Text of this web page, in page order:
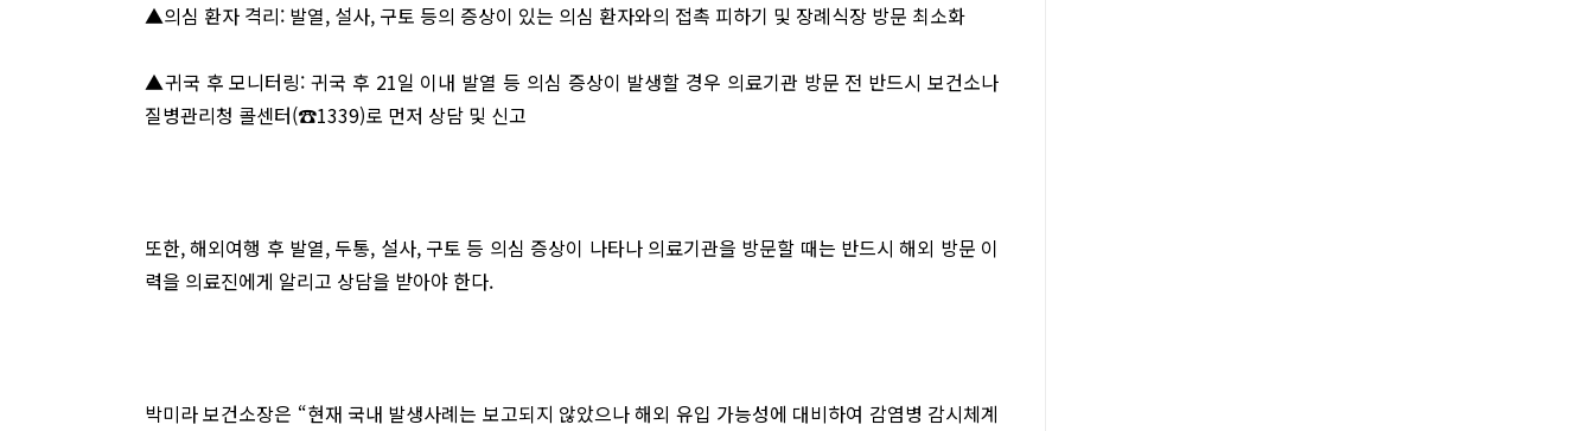
▲의심 환자 격리: 발열, 설사, 구토 등의 증상이 있는 의심 환자와의 접촉 피하기 및 장례식장 방문 최소화
▲귀국 후 모니터링: 귀국 후 21일 이내 발열 등 의심 증상이 발생할 경우 의료기관 방문 전 반드시 보건소나
질병관리청 콜센터(☎1339)로 먼저 상담 및 신고
또한, 해외여행 후 발열, 두통, 설사, 구토 등 의심 증상이 나타나 의료기관을 방문할 때는 반드시 해외 방문 이
력을 의료진에게 알리고 상담을 받아야 한다.
박미라 보건소장은 “현재 국내 발생사례는 보고되지 않았으나 해외 유입 가능성에 대비하여 감염병 감시체계